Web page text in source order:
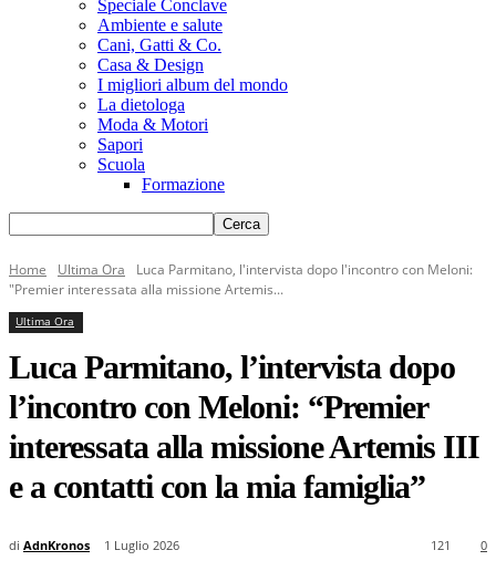
Speciale Conclave
Ambiente e salute
Cani, Gatti & Co.
Casa & Design
I migliori album del mondo
La dietologa
Moda & Motori
Sapori
Scuola
Formazione
Home Ultima Ora
Luca Parmitano, l'intervista dopo l'incontro con Meloni:
"Premier interessata alla missione Artemis...
Ultima Ora
Luca Parmitano, l’intervista dopo
l’incontro con Meloni: “Premier
interessata alla missione Artemis III
e a contatti con la mia famiglia”
di AdnKronos 1 Luglio 2026 0
121